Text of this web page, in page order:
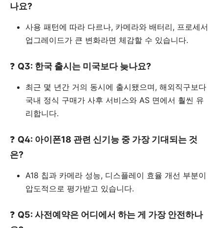
나요?
사용 패턴에 따라 다르나, 카메라와 배터리, 프로세서
업그레이드가 큰 변화라면 체감할 수 있습니다.
❓ Q3: 한국 출시는 미국보다 늦나요?
최근 몇 년간 거의 동시에 출시됐으며, 해외직구보다
국내 정식 구매가 사후 서비스와 AS 면에서 훨씬 유
리합니다.
❓ Q4: 아이폰18 관련 신기능 중 가장 기대되는 것
은?
A18 칩과 카메라 성능, 디스플레이 효율 개선 부분이
압도적으로 평가받고 있습니다.
❓ Q5: 사전예약은 어디에서 하는 게 가장 안전하나